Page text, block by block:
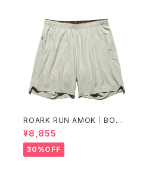
ROARK RUN AMOK｜BOM
MER 2.0 7" Col.CHAPARRA
L
¥8,855
30%OFF